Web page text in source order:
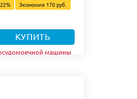
Экономия 170 руб.
КУПИТЬ